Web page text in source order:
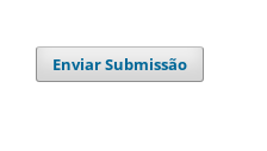
Enviar Submissão